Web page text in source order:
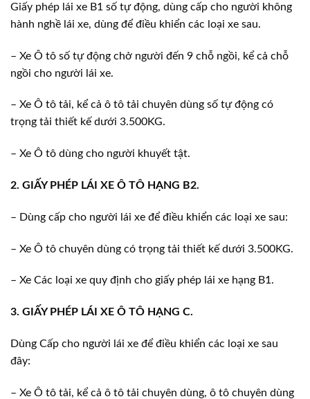
Giấy phép lái xe B1 số tự động, dùng cấp cho người không
hành nghề lái xe, dùng để điều khiển các loại xe sau.
– Xe Ô tô số tự động chở người đến 9 chỗ ngồi, kể cả chỗ
ngồi cho người lái xe.
– Xe Ô tô tải, kể cả ô tô tải chuyên dùng số tự động có
trọng tải thiết kế dưới 3.500KG.
– Xe Ô tô dùng cho người khuyết tật.
2. GIẤY PHÉP LÁI XE Ô TÔ HẠNG B2.
– Dùng cấp cho người lái xe để điều khiển các loại xe sau:
– Xe Ô tô chuyên dùng có trọng tải thiết kế dưới 3.500KG.
– Xe Các loại xe quy định cho giấy phép lái xe hạng B1.
3. GIẤY PHÉP LÁI XE Ô TÔ HẠNG C.
Dùng Cấp cho người lái xe để điều khiển các loại xe sau
đây:
– Xe Ô tô tải, kể cả ô tô tải chuyên dùng, ô tô chuyên dùng